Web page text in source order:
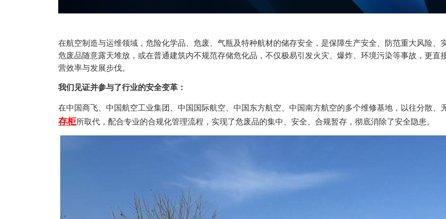
在航空制造与运维领域，危险化学品、危废、气瓶及特种航材的储存安全，是保障生产安全、防范重大风险、
危废品随意露天堆放，或在普通建筑内不规范存储危化品，不仅极易引发火灾、爆炸、环境污染等事故，更直
营效率与发展步伐。
我们见证并参与了行业的安全变革：
在中国商飞、中国航空工业集团、中国国际航空、中国东方航空、中国南方航空的多个维修基地，以往分散、
存柜所取代，配合专业的合规化管理流程，实现了危废品的集中、安全、合规暂存，彻底消除了安全隐患。